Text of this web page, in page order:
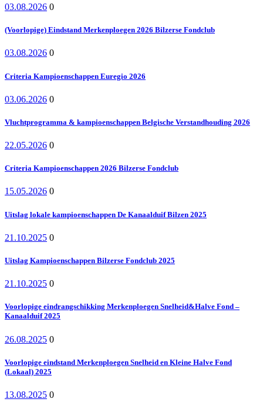
03.08.2026 0
(Voorlopige) Eindstand Merkenploegen 2026 Bilzerse Fondclub
03.08.2026 0
Criteria Kampioenschappen Euregio 2026
03.06.2026 0
Vluchtprogramma & kampioenschappen Belgische Verstandhouding 2026
22.05.2026 0
Criteria Kampioenschappen 2026 Bilzerse Fondclub
15.05.2026 0
Uitslag lokale kampioenschappen De Kanaalduif Bilzen 2025
21.10.2025 0
Uitslag Kampioenschappen Bilzerse Fondclub 2025
21.10.2025 0
Voorlopige eindrangschikking Merkenploegen Snelheid&Halve Fond –
Kanaalduif 2025
26.08.2025 0
Voorlopige eindstand Merkenploegen Snelheid en Kleine Halve Fond
(Lokaal) 2025
13.08.2025 0